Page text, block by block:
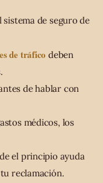
sistema de seguro de
de tráfico deben
de hablar con
médicos, los
el principio ayuda
reclamación.